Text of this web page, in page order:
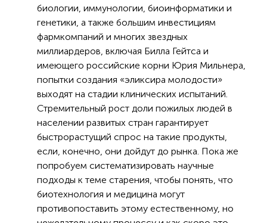
биологии, иммунологии, биоинформатики и
генетики, а также большим инвестициям
фармкомпаний и многих звездных
миллиардеров, включая Билла Гейтса и
имеющего российские корни Юрия Мильнера,
попытки создания «эликсира молодости»
выходят на стадии клинических испытаний.
Стремительный рост доли пожилых людей в
населении развитых стран гарантирует
быстрорастущий спрос на такие продукты,
если, конечно, они дойдут до рынка. Пока же
попробуем систематизировать научные
подходы к теме старения, чтобы понять, что
биотехнология и медицина могут
противопоставить этому естественному, но